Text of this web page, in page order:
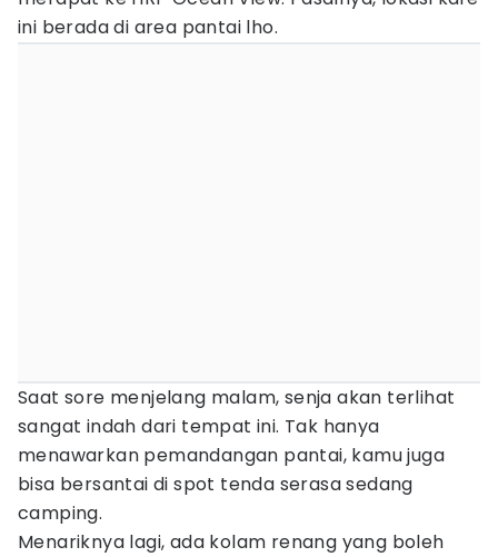
ini berada di area pantai lho.
Saat sore menjelang malam, senja akan terlihat
sangat indah dari tempat ini. Tak hanya
menawarkan pemandangan pantai, kamu juga
bisa bersantai di spot tenda serasa sedang
camping.
Menariknya lagi, ada kolam renang yang boleh